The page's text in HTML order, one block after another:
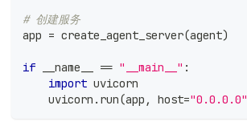
# 创建服务
app = create_agent_server(agent)
if __name__ == "__main__" :
import uvicorn
    uvicorn
. run(app , host="0.0.0.0"